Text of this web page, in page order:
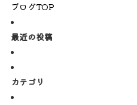
ブログTOP
最近の投稿
カテゴリ